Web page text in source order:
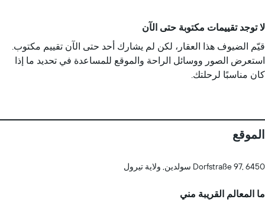
لا توجد تقييمات مكتوبة حتى الآن
قيّم الضيوف هذا العقار، لكن لم يشارك أحد حتى الآن تقييم مكتوب.
استعرض الصور ووسائل الراحة والموقع للمساعدة في تحديد ما إذا
كان مناسبًا لرحلتك.
الموقع
Dorfstraße 97, 6450 سولدين, ولاية تيرول
ما المعالم القريبة مني